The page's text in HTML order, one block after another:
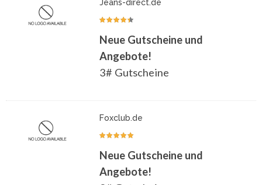
Jeans-direct.de
Neue Gutscheine und
Angebote!
3# Gutscheine
Foxclub.de
Neue Gutscheine und
Angebote!